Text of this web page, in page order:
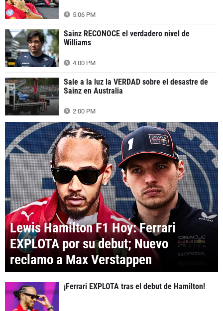
5:06 PM
Sainz RECONOCE el verdadero nivel de
Williams
4:00 PM
Sale a la luz la VERDAD sobre el desastre de
Sainz en Australia
2:00 PM
Lewis Hamilton F1 Hoy: Ferrari
EXPLOTA por su debut; Nuevo
reclamo a Max Verstappen
¡Ferrari EXPLOTA tras el debut de Hamilton!